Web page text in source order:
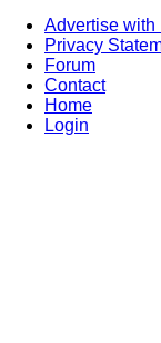
Advertise with
Privacy
Forum
Contact
Home
Login